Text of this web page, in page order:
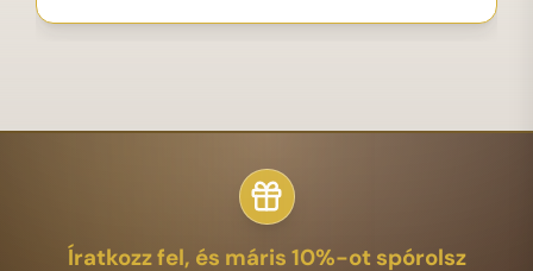
Íratkozz fel, és máris 10%-ot spórolsz